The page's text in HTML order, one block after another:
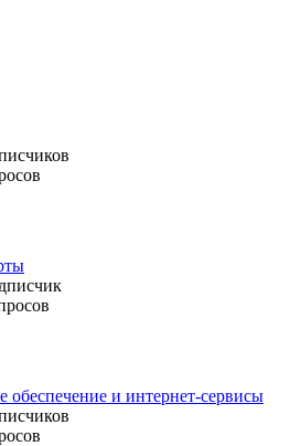
обеспечение и интернет-сервисы